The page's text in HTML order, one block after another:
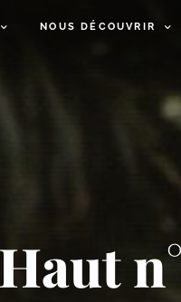
NOUS DÉCOUVRIR